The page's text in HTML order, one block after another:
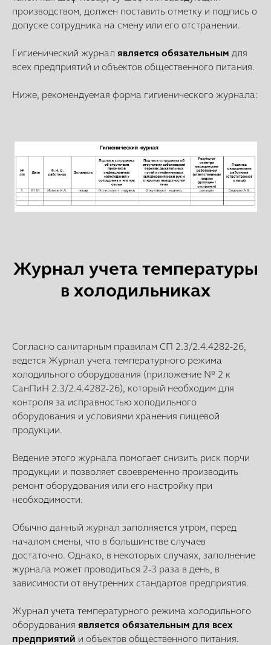
производством, должен поставить отметку и подпись о
допуске сотрудника на смену или его отстранении.
Гигиенический журнал является обязательным для
всех предприятий и объектов общественного питания.
Ниже, рекомендуемая форма гигиенического журнала:
Журнал учета температуры
в холодильниках
Согласно санитарным правилам СП 2.3/2.4.4282-26,
ведется Журнал учета температурного режима
холодильного оборудования (приложение № 2 к
СанПиН 2.3/2.4.4282-26), который необходим для
контроля за исправностью холодильного
оборудования и условиями хранения пищевой
продукции.
Ведение этого журнала помогает снизить риск порчи
продукции и позволяет своевременно производить
ремонт оборудования или его настройку при
необходимости.
Обычно данный журнал заполняется утром, перед
началом смены, что в большинстве случаев
достаточно. Однако, в некоторых случаях, заполнение
журнала может проводиться 2-3 раза в день, в
зависимости от внутренних стандартов предприятия.
Журнал учета температурного режима холодильного
оборудования является обязательным для всех
предприятий и объектов общественного питания.